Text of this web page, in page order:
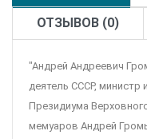
ОТЗЫВОВ (0)
"Андрей Андреевич
деятель СССР, министр
Президиума
мемуаров Андрей